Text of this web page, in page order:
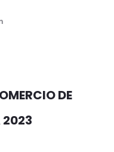
DE
2023